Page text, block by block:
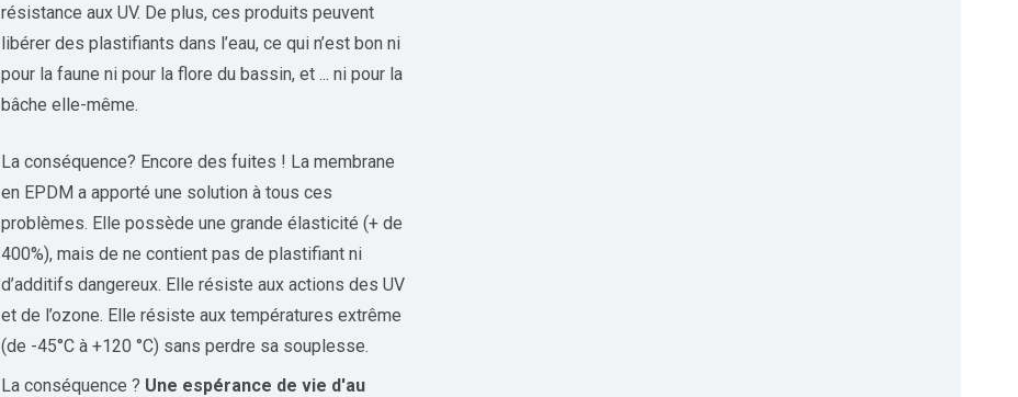
résistance aux UV. De plus, ces produits peuvent
libérer des plastifiants dans l’eau, ce qui n’est bon ni
pour la faune ni pour la flore du bassin, et ... ni pour la
bâche elle-même.
La conséquence? Encore des fuites ! La membrane
en EPDM a apporté une solution à tous ces
problèmes. Elle possède une grande élasticité (+ de
400%), mais de ne contient pas de plastifiant ni
d’additifs dangereux. Elle résiste aux actions des UV
et de l’ozone. Elle résiste aux températures extrême
(de -45°C à +120 °C) sans perdre sa souplesse.
La conséquence ? Une espérance de vie d'au